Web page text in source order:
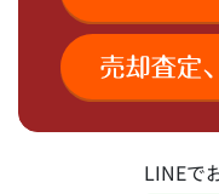
LINEで